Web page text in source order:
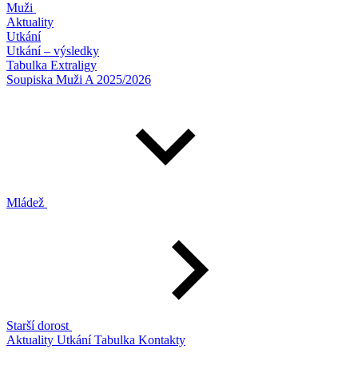
Muži
Aktuality
Utkání
Utkání – výsledky
Tabulka Extraligy
Soupiska Muži A 2025/2026
Mládež
Starší dorost
Aktuality UtkáníTabulka Kontakty